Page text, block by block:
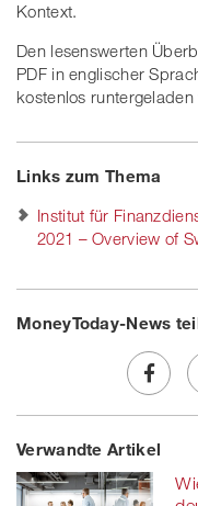
Kontext.
Den lesenswerten
PDF in englischer
kostenlos
Links zum Thema
Institut für
2021 – Overview of
MoneyToday-News
Share
on
Verwandte Artikel